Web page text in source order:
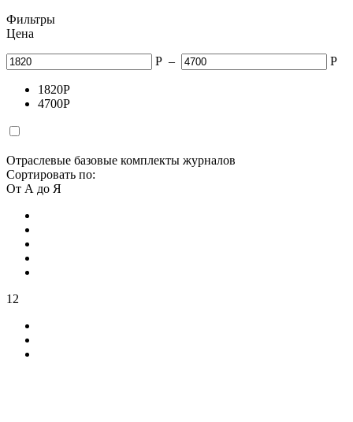
Фильтры
Цена
Р – Р
1820Р
4700Р
Отраслевые базовые комплекты журналов
Сортировать по:
От А до Я
12